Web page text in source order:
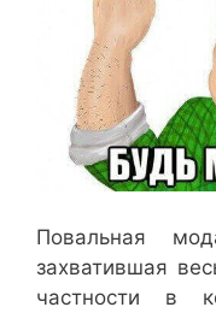
Повальная
захватившая
частности в